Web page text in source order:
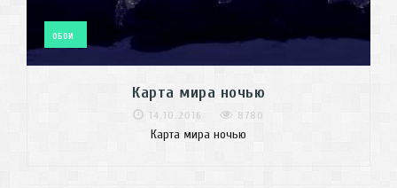
ОБОИ
Карта мира ночью
14.10.2016 8780
Карта мира ночью